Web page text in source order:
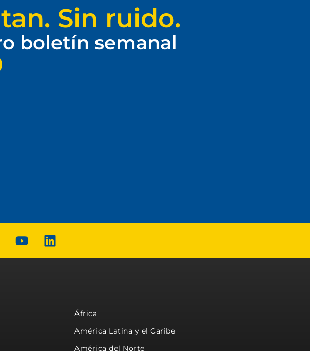
Sin ruido.
boletín semanal
África
América Latina y el Caribe
América del Norte